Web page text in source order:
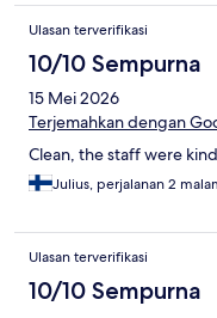
Ulasan terverifikasi
10/10 Sempurna
15 Mei 2026
Terjemahkan dengan
Clean, the staff were
Julius, perjalanan 2
Ulasan terverifikasi
10/10 Sempurna